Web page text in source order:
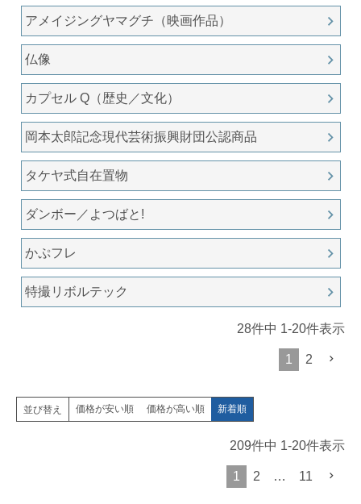
アメイジングヤマグチ（映画作品）
仏像
カプセル Q（歴史／文化）
岡本太郎記念現代芸術振興財団公認商品
タケヤ式自在置物
ダンボー／よつばと!
かぷフレ
特撮リボルテック
28件中 1-20件表示
1 2
並び替え 価格が安い順 価格が高い順 新着順
209件中 1-20件表示
1 2 … 11